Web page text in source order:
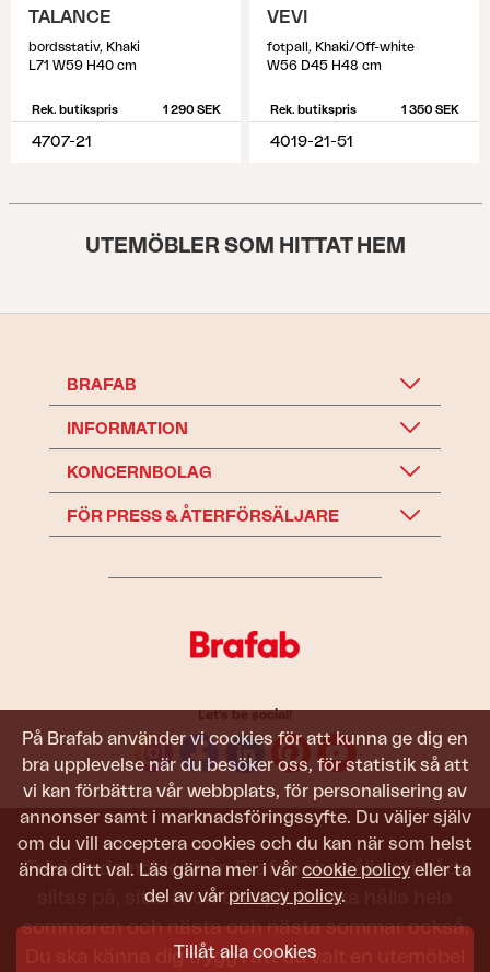
På Brafab använder vi cookies för att kunna ge dig en
bra upplevelse när du besöker oss, för statistik så att
vi kan förbättra vår webbplats, för personalisering av
annonser samt i marknadsföringssyfte. Du väljer själv
om du vill acceptera cookies och du kan när som helst
ändra ditt val. Läs gärna mer i vår cookie policy eller ta
del av vår privacy policy.
Tillåt alla cookies
TALANCE
bordsstativ, Khaki
L71 W59 H40 cm
Rek. butikspris 1 290 SEK
4707-21
VEVI
fotpall, Khaki/Off-white
W56 D45 H48 cm
Rek. butikspris 1 350 SEK
4019-21-51
UTEMÖBLER SOM HITTAT HEM
BRAFAB
INFORMATION
KONCERNBOLAG
FÖR PRESS & ÅTERFÖRSÄLJARE
Let's be social!
Trädgårdsmöbler från Brafab ska hålla att både
slitas på, sitta i och titta på. De ska hålla hela
sommaren och nästa och nästa sommar också.
Du ska känna dig trygg i att du valt en utemöbel